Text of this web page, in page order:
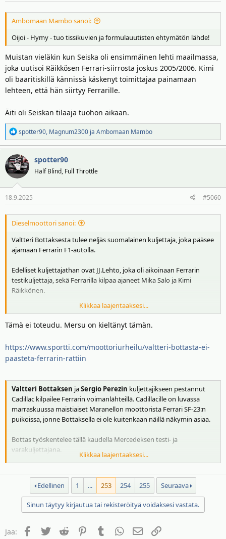
Ambomaan Mambo sanoi:
Oijoi - Hymy - tuo tissikuvien ja formulauutisten ehtymätön lähde!
Muistan vieläkin kun Seiska oli ensimmäinen lehti maailmassa,
joka uutisoi Räikkösen Ferrari-siirrosta joskus 2005/2006. Kimi
oli baaritiskillä kännissä käskenyt toimittajaa painamaan
lehteen, että hän siirtyy Ferrarille.
Äiti oli Seiskan tilaaja tuohon aikaan.
R
e
a
k
t
i
o
t
spotter90, Magnum2300 ja Ambomaan Mambo
spotter90
Half Blind, Full Throttle
18.9.2025 #5060
Dieselmoottori sanoi:
Valtteri Bottaksesta tulee neljäs suomalainen kuljettaja, joka pääsee
ajamaan Ferrarin F1-autolla.
Edelliset kuljettajathan ovat JJ.Lehto, joka oli aikoinaan Ferrarin
testikuljettaja, sekä Ferrarilla kilpaa ajaneet Mika Salo ja Kimi
Räikkönen.
Autosport Webin mukaan Ferrari tulee tarjoamaan Cadillacin
kuljettajille maistiaiset marraskuussa Fioranon radalla.
Uutisen mukaan Bottakselle ja Perezille on tarjolla Fioranossa
testikierroksia Ferrarin vuoden 2023 F1-autolla.
– Ferrari kokee, että heillä on velvollisuus tarjota Cadillacille
vanhempi auto ainakin yhtä TPC-testiä varten, koska Cadillac
käyttää Scuderian moottoria vuonna 2026. Testi järjestetään
todennäköisesti marraskuun lopulla, Autosport Web kirjoittaa."
Lähde:
https://hymy.fi/uutiset/fioranossa-se-tapahtuu-valtteri-bottas-
ferrarin-rattiin/
Klikkaa laajentaaksesi...
Tämä ei toteudu. Mersu on kieltänyt tämän.
https://www.sportti.com/moottoriurheilu/valtteri-bottasta-ei-
paasteta-ferrarin-rattiin
Valtteri Bottaksen jaSergio Perezin kuljettajikseen pestannut
Cadillac kilpailee Ferrarin voimanlähteillä. Cadillacille on luvassa
marraskuussa maistiaiset Maranellon moottorista Ferrari SF-23:n
puikoissa, jonne Bottaksella ei ole kuitenkaan näillä näkymin asiaa.
Bottas työskentelee tällä kaudella Mercedeksen testi- ja
varakuljettajana.
Bottakselta osallistumisen Ferrarilla Fioranon radalla ajettaviin
testeihin.
Perez on paljastanut ajavansa kyseisissä testeissä ja avannut
Klikkaa laajentaaksesi...
Edellinen 1 ... 253 254 255 Seuraava
Sinun täytyy kirjautua tai rekisteröityä voidaksesi vastata.
Jaa: Facebook
TwitterReddit PinterestTumblrWhatsAppSähköposti
Linkki